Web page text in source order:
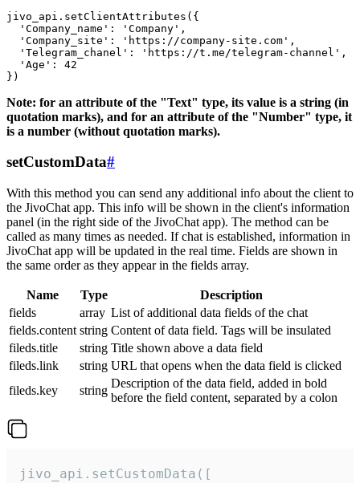
jivo_api.setClientAttributes({
  'Company_name': 'Company',
  'Company_site': 'https://company-site.com',
  'Telegram_chanel': 'https://t.me/telegram-channel',
  'Age': 42
Note: for an attribute of the "Text" type, its value is a string (in
quotation marks), and for an attribute of the "Number" type, it
is a number (without quotation marks).
setCustomData#
With this method you can send any additional info about the client to
the JivoChat app. This info will be shown in the client's information
panel (in the right side of the JivoChat app). The method can be
called as many times as needed. If chat is established, information in
JivoChat app will be updated in the real time. Fields are shown in
the same order as they appear in the fields array.
Name Type
Description
fields
array List of additional data fields of the chat
fields.content string Content of data field. Tags will be insulated
fileds.title
string Title shown above a data field
fileds.link
string URL that opens when the data field is clicked
fileds.key
string
Description of the data field, added in bold
before the field content, separated by a colon
jivo_api.setCustomData([